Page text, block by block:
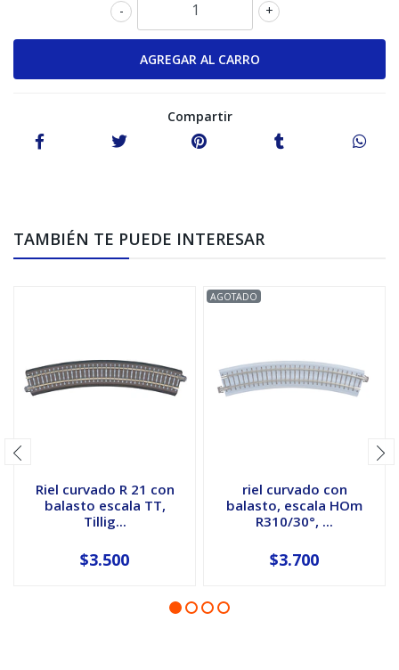
+
-
Compartir
TAMBIÉN TE PUEDE INTERESAR
Riel curvado R 21 con
balasto escala TT,
Tillig...
$3.500
AGOTADO
riel curvado con
balasto, escala HOm
R310/30°, ...
$3.700